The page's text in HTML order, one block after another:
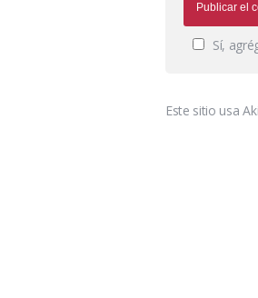
Sí,
Este sitio usa